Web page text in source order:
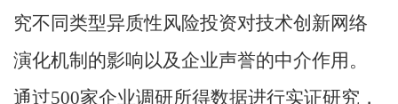
究不同类型异质性风险投资对技术创新网络
演化机制的影响以及企业声誉的中介作用。
通过500家企业调研所得数据进行实证研究 ，